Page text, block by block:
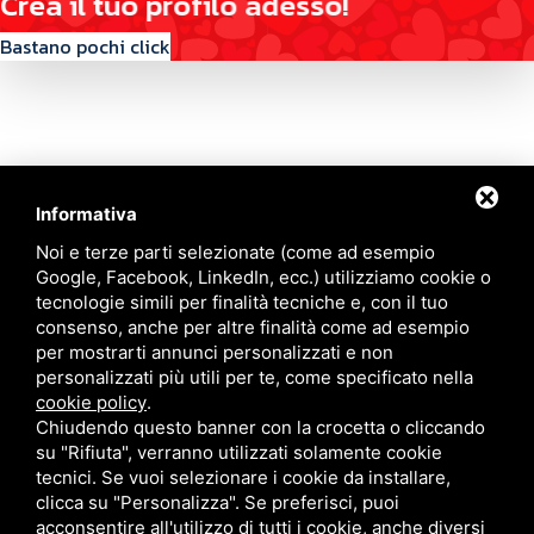
Informativa
Noi e terze parti selezionate (come ad esempio
Google, Facebook, LinkedIn, ecc.) utilizziamo cookie o
tecnologie simili per finalità tecniche e, con il tuo
consenso, anche per altre finalità come ad esempio
per mostrarti annunci personalizzati e non
personalizzati più utili per te, come specificato nella
cookie policy.
Chiudendo questo banner con la crocetta o cliccando
su "Rifiuta", verranno utilizzati solamente cookie
tecnici. Se vuoi selezionare i cookie da installare,
clicca su "Personalizza". Se preferisci, puoi
acconsentire all'utilizzo di tutti i cookie, anche diversi
Bastano pochi click
Contattaci
Via Quinto Bucci, 205, 47521 Cesena (FC)
+39 0543 31536
+39 320 6635083
info@amiciziaeamore.it
Links
Chi siamo
Crea il tuo profilo
Annunci
Blog